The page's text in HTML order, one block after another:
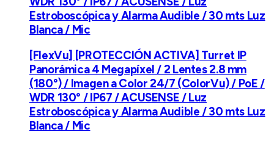
Estroboscópica y Alarma Audible / 30 mts Luz
Blanca / Mic
[FlexVu] [PROTECCIÓN ACTIVA] Turret IP
Panorámica 4 Megapíxel / 2 Lentes 2.8 mm
(180°) / Imagen a Color 24/7 (ColorVu) / PoE /
WDR 130° / IP67 / ACUSENSE / Luz
Estroboscópica y Alarma Audible / 30 mts Luz
Blanca / Mic